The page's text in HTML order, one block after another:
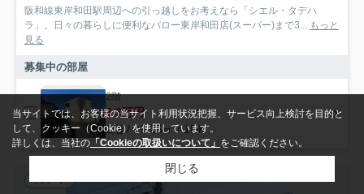
阪和線東岸和田駅周辺への引っ越しをお考えなら「シエル・タデハ
ラ」。日々の暮らしに便利なバロー東岸和田店(スーパー)まで3...
もっと
見る
募集中の部屋
2階
6.3万円
2階 / 29.25㎡ / 1DK
アパート
当サイトでは、お客様の当サイト利用状況把握、サービス向上検討を目的と
して、クッキー（Cookie）を使用しています。
詳しくは、当社の 「Cookieの取扱いについて」 をご確認ください。
閉じる